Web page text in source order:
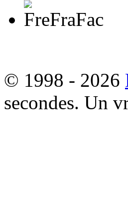
© 1998 - 2026
secondes. Un